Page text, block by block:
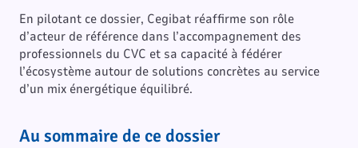
En pilotant ce dossier, Cegibat réaffirme son rôle
d’acteur de référence dans l’accompagnement des
professionnels du CVC et sa capacité à fédérer
l’écosystème autour de solutions concrètes au service
d’un mix énergétique équilibré.
Au sommaire de ce dossier